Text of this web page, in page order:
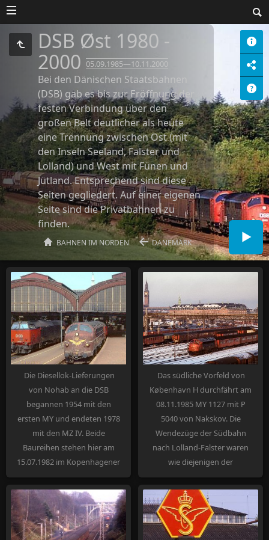
DSB Øst 1980 -
2000 05.09.1985—10.11.2000
Bei den Dänischen Staatsbahnen
(DSB) gab es bis zur Eröffnung der
festen Verbindung über den
großen Belt deutlicher als heute
eine Trennung zwischen Ost (mit
den Inseln Seeland, Falster und
Lolland) und West mit Fünen und
Jütland. Entsprechend sind diese
Seiten gegliedert. Auf einer eigenen
Seite sind die Privatbahnen zu
finden.
BAHNEN IM NORDEN DÄNEMARK
Die Diesellok-Lieferungen
von Nohab an die DSB
begannen 1954 mit den
ersten MY und endeten 1978
mit den MZ IV. Beide
Baureihen stehen hier am
15.07.1982 im Kopenhagener
Hauptbahnhof, neben MZ
1447 die für einen neuen
Anstrich reife MY 1148.
Zwischen 1972 und 1985
wurden alle MY dem neuen
Das südliche Vorfeld von
København H durchfährt am
08.11.1985 MY 1127 mit P
5040 von Nakskov. Die
Wendezüge der Südbahn
nach Lolland-Falster waren
wie diejenigen der
kystbanen nach Helsingør
damals unangefochtene
Domäne der MY.